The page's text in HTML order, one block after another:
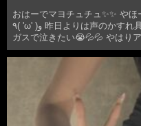
おはーでマヨチュチュ✨✨ や
٩( 'ω' )و 昨日よりは声のかすれ具合はマシになったけど、まだ全然ガス
ガスで泣きたい😭💦💦 やはり
&#128532…